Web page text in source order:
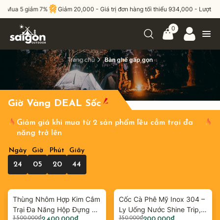
5 giảm 7% Giảm 20,000 - Giá trị đơn hàng tối thiểu 934,000 - Lượt sử
0
Trang chủ Bàn ghế gấp gọn
Giờ Vàng DEAL Sốc
Giảm giá khi mua từ 2 sản phẩm lều cắm trại đa
năng trở lên
Ngày
24
Giờ
05
Phút
20
Giây
43
Thùng Nhôm Hợp Kim Cắm
Trại Đa Năng Hộp Đựng Đồ
3.500.000₫
Cốc Cà Phê Mỹ Inox 304 –
Ly Uống Nước Shine Trip,
350.000₫